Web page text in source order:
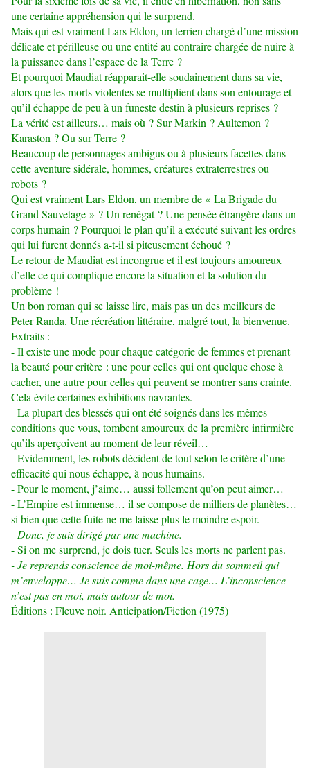
une certaine appréhension qui le surprend.
Mais qui est vraiment Lars Eldon, un terrien chargé d’une mission
délicate et périlleuse ou une entité au contraire chargée de nuire à
la puissance dans l’espace de la Terre ?
Et pourquoi Maudiat réapparait-elle soudainement dans sa vie,
alors que les morts violentes se multiplient dans son entourage et
qu’il échappe de peu à un funeste destin à plusieurs reprises ?
La vérité est ailleurs… mais où ? Sur Markin ? Aultemon ?
Karaston ? Ou sur Terre ?
Beaucoup de personnages ambigus ou à plusieurs facettes dans
cette aventure sidérale, hommes, créatures extraterrestres ou
robots ?
Qui est vraiment Lars Eldon, un membre de « La Brigade du
Grand Sauvetage » ? Un renégat ? Une pensée étrangère dans un
corps humain ? Pourquoi le plan qu’il a exécuté suivant les ordres
qui lui furent donnés a-t-il si piteusement échoué ?
Le retour de Maudiat est incongrue et il est toujours amoureux
d’elle ce qui complique encore la situation et la solution du
problème !
Un bon roman qui se laisse lire, mais pas un des meilleurs de
Peter Randa. Une récréation littéraire, malgré tout, la bienvenue.
Extraits :
- Il existe une mode pour chaque catégorie de femmes et prenant
la beauté pour critère : une pour celles qui ont quelque chose à
cacher, une autre pour celles qui peuvent se montrer sans crainte.
Cela évite certaines exhibitions navrantes.
- La plupart des blessés qui ont été soignés dans les mêmes
conditions que vous, tombent amoureux de la première infirmière
qu’ils aperçoivent au moment de leur réveil…
- Evidemment, les robots décident de tout selon le critère d’une
efficacité qui nous échappe, à nous humains.
- Pour le moment, j’aime… aussi follement qu’on peut aimer…
- L’Empire est immense… il se compose de milliers de planètes…
si bien que cette fuite ne me laisse plus le moindre espoir.
- Donc, je suis dirigé par une machine.
- Si on me surprend, je dois tuer. Seuls les morts ne parlent pas.
- Je reprends conscience de moi-même. Hors du sommeil qui
m’enveloppe… Je suis comme dans une cage… L’inconscience
n’est pas en moi, mais autour de moi.
Éditions : Fleuve noir. Anticipation/Fiction (1975)